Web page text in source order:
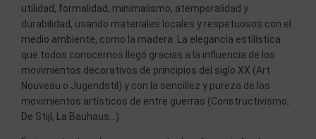
utilidad, formalidad, minimalismo, atemporalidad y
durabilidad, usando materiales locales y respetuosos con el
medio ambiente, como la madera. La elegancia estilística
que todos conocemos llegó gracias a la influencia de los
movimientos decorativos de principios del siglo XX (Art
Nouveau o Jugendstil) y con la sencillez y pureza de los
movimientos artísticos de entre guerras (Constructivismo,
De Stijl, La Bauhaus…).